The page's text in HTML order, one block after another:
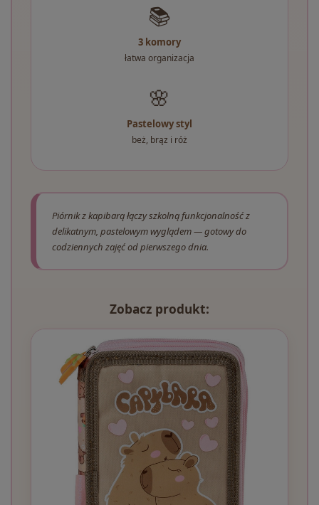
📚
3 komory
łatwa organizacja
🌸
Pastelowy styl
beż, brąz i róż
Piórnik z kapibarą łączy szkolną funkcjonalność z
delikatnym, pastelowym wyglądem — gotowy do
codziennych zajęć od pierwszego dnia.
Zobacz produkt: